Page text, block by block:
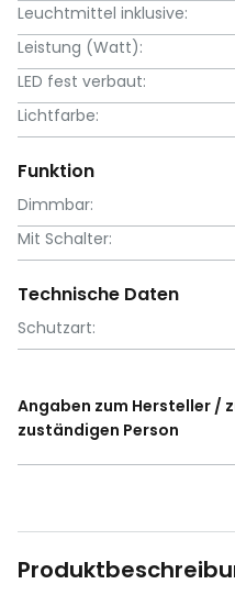
Leuchtmittel inklusive:
Leistung (Watt):
LED fest verbaut:
Lichtfarbe:
Funktion
Dimmbar:
Mit Schalter:
Technische Daten
Schutzart:
Angaben zum Hersteller /
zuständigen Person